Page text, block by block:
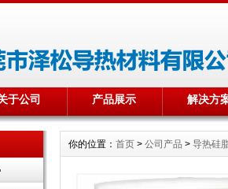
于公司 产品展示 解决方
你的位置： 首页 > 公司产品 > 导热硅